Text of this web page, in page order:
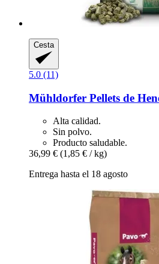
Cesta
5.0 (11)
Mühldorfer Pellets de
Alta calidad.
Sin polvo.
Producto saludable.
36,99 € (1,85 € / kg)
Entrega hasta el 18 agosto